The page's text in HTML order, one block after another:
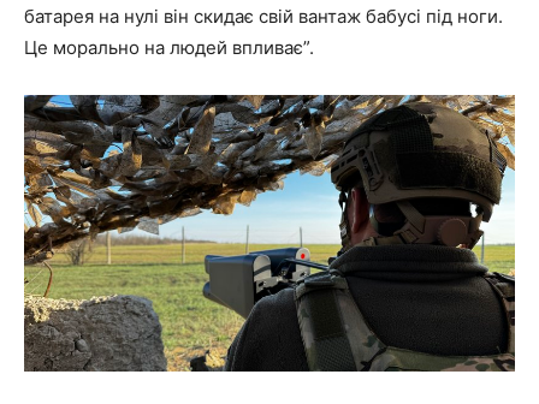
батарея на нулі він скидає свій вантаж бабусі під ноги.
Це морально на людей впливає”.